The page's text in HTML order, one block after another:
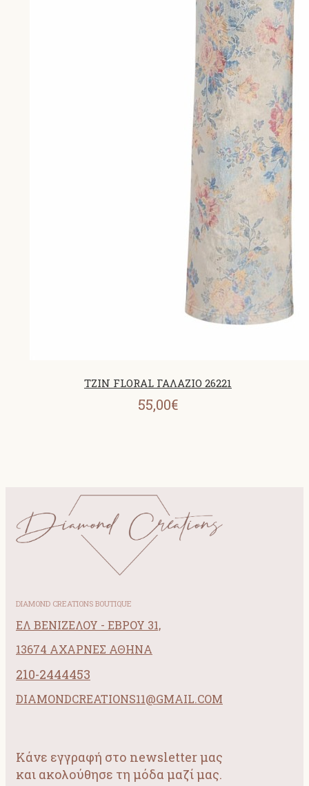
TZIN FLORAL ΓΑΛΑΖΙΟ 26221
55,00€
DIAMOND CREATIONS BOUTIQUE
ΕΛ ΒΕΝΙΖΕΛΟΥ - ΕΒΡΟΥ 31,
13674 ΑΧΑΡΝΕΣ ΑΘΗΝΑ
210-2444453
DIAMONDCREATIONS11@GMAIL.COM
Κάνε εγγραφή στο newsletter μας
και ακολούθησε τη μόδα μαζί μας.